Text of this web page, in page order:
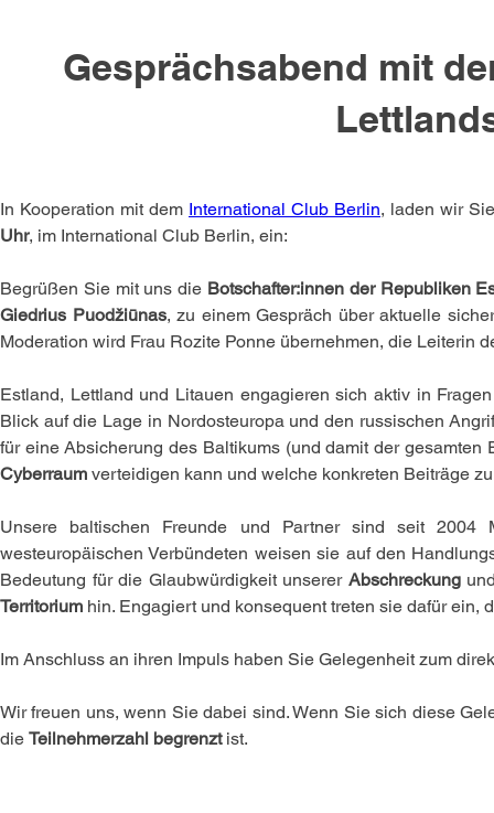
Gesprächsabend mit
In Kooperation mit dem International Club Berlin, laden wir
Uhr, im International Club Berlin, ein:
Begrüßen Sie mit uns die Botschafter:innen der Republiken
Giedrius Puodžiūnas, zu einem Gespräch über aktuelle
Moderation wird Frau Rozite Ponne übernehmen, die Leiterin
Estland, Lettland und Litauen engagieren sich aktiv in
Blick auf die Lage in Nordosteuropa und den russischen
für eine Absicherung des Baltikums (und damit der gesamten
Cyberraum verteidigen kann und welche konkreten Beiträge
Unsere baltischen Freunde und Partner sind seit
westeuropäischen Verbündeten weisen sie auf den
Bedeutung für die Glaubwürdigkeit unserer Abschreckung
Territorium hin. Engagiert und konsequent treten sie dafür
Im Anschluss an ihren Impuls haben Sie Gelegenheit zum
Wir freuen uns, wenn Sie dabei sind. Wenn Sie sich diese
die Teilnehmerzahl begrenzt ist.